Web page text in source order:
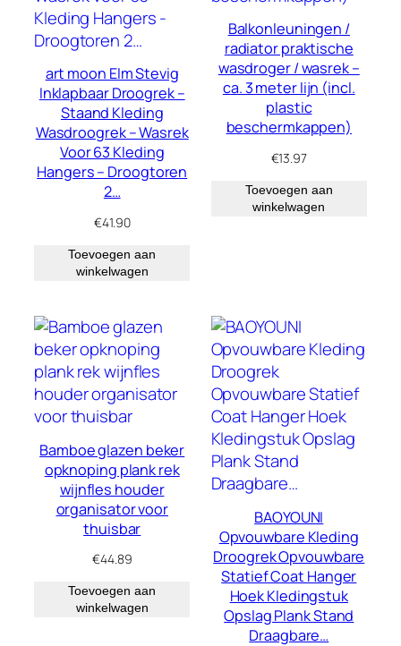
art moon Elm Stevig
Inklapbaar Droogrek –
Staand Kleding
Wasdroogrek – Wasrek
Voor 63 Kleding
Hangers – Droogtoren
2…
€41.90
Toevoegen aan
winkelwagen
Balkonleuningen /
radiator praktische
wasdroger / wasrek –
ca. 3 meter lijn (incl.
plastic
beschermkappen)
€13.97
Toevoegen aan
winkelwagen
Bamboe glazen beker
opknoping plank rek
wijnfles houder
organisator voor
thuisbar
€44.89
Toevoegen aan
winkelwagen
BAOYOUNI
Opvouwbare Kleding
Droogrek Opvouwbare
Statief Coat Hanger
Hoek Kledingstuk
Opslag Plank Stand
Draagbare…